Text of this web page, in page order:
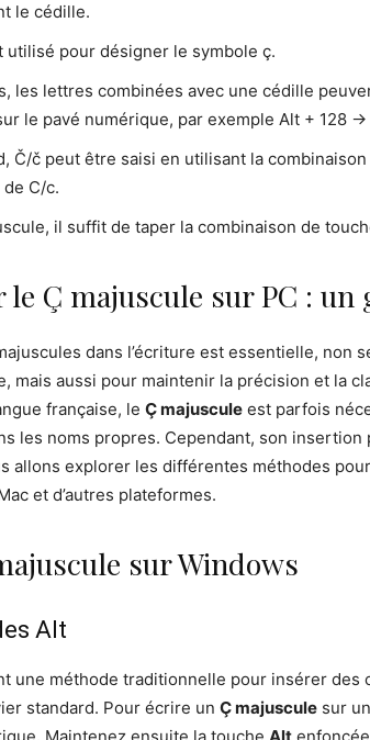
le cédille.
utilisé pour désigner le symbole ç.
les lettres combinées avec une cédille
le pavé numérique, par exemple Alt + 128 →
Č/č peut être saisi en utilisant la
C/c.
il suffit de taper la combinaison de
Ç majuscule sur PC :
dans l’écriture est essentielle, non
mais aussi pour maintenir la précision et la
française, le Ç majuscule est parfois
les noms propres. Cependant, son insertion
allons explorer les différentes méthodes
et d’autres plateformes.
sur Windows
Alt
une méthode traditionnelle pour insérer des
standard. Pour écrire un Ç majuscule sur